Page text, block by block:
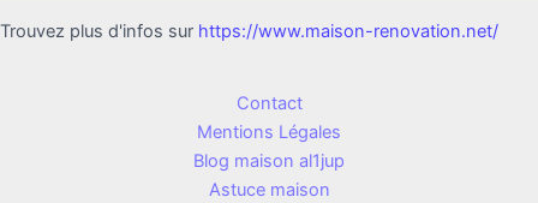
Trouvez plus d'infos sur https://www.maison-renovation.net/
Contact
Mentions Légales
Blog maison al1jup
Astuce maison